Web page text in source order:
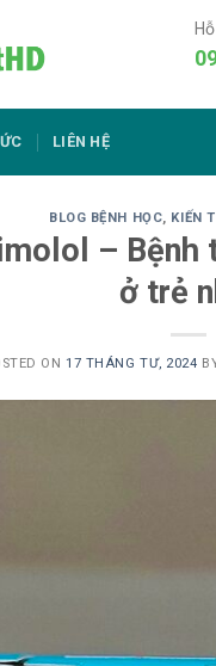
LIÊN HỆ
BLOG BỆNH HỌC, KIẾN
– Bệnh
ở trẻ
ON 17 THÁNG TƯ, 2024